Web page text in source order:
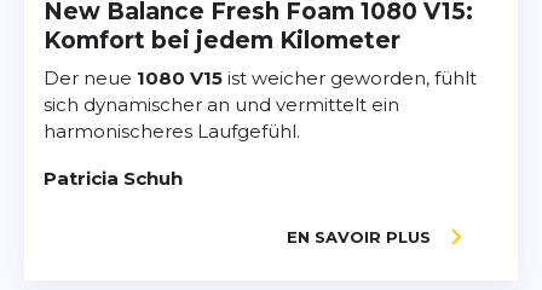
New Balance Fresh Foam 1080 V15:
Komfort bei jedem Kilometer
Der neue 1080 V15 ist weicher geworden, fühlt
sich dynamischer an und vermittelt ein
harmonischeres Laufgefühl.
Patricia Schuh
EN SAVOIR PLUS